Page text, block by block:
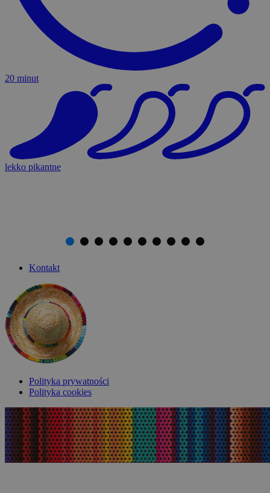
20 minut
lekko pikantne
Kontakt
Polityka prywatności
Polityka cookies